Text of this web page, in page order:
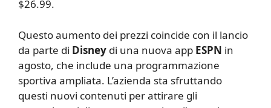
$26.99.
Questo aumento dei prezzi coincide con il lancio
da parte di Disney di una nuova app ESPN in
agosto, che include una programmazione
sportiva ampliata. L’azienda sta sfruttando
questi nuovi contenuti per attirare gli